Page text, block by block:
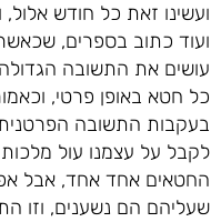
ועשינו זאת כל חודש
ועוד כתוב בספרים,
עושים את התשובה
כל חטא באופן פרטי,
בעקבות התשובה
לקבל על עצמנו עול
החטאים אחד אחד, אבל
שעליהם הם נשענים, וזו